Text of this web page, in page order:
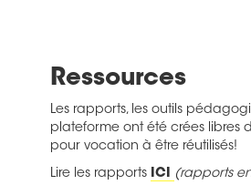
Ressources
Les rapports, les outils
plateforme ont été crées libres
pour vocation à être réutilisés!
Lire les rapports ICI (rapports